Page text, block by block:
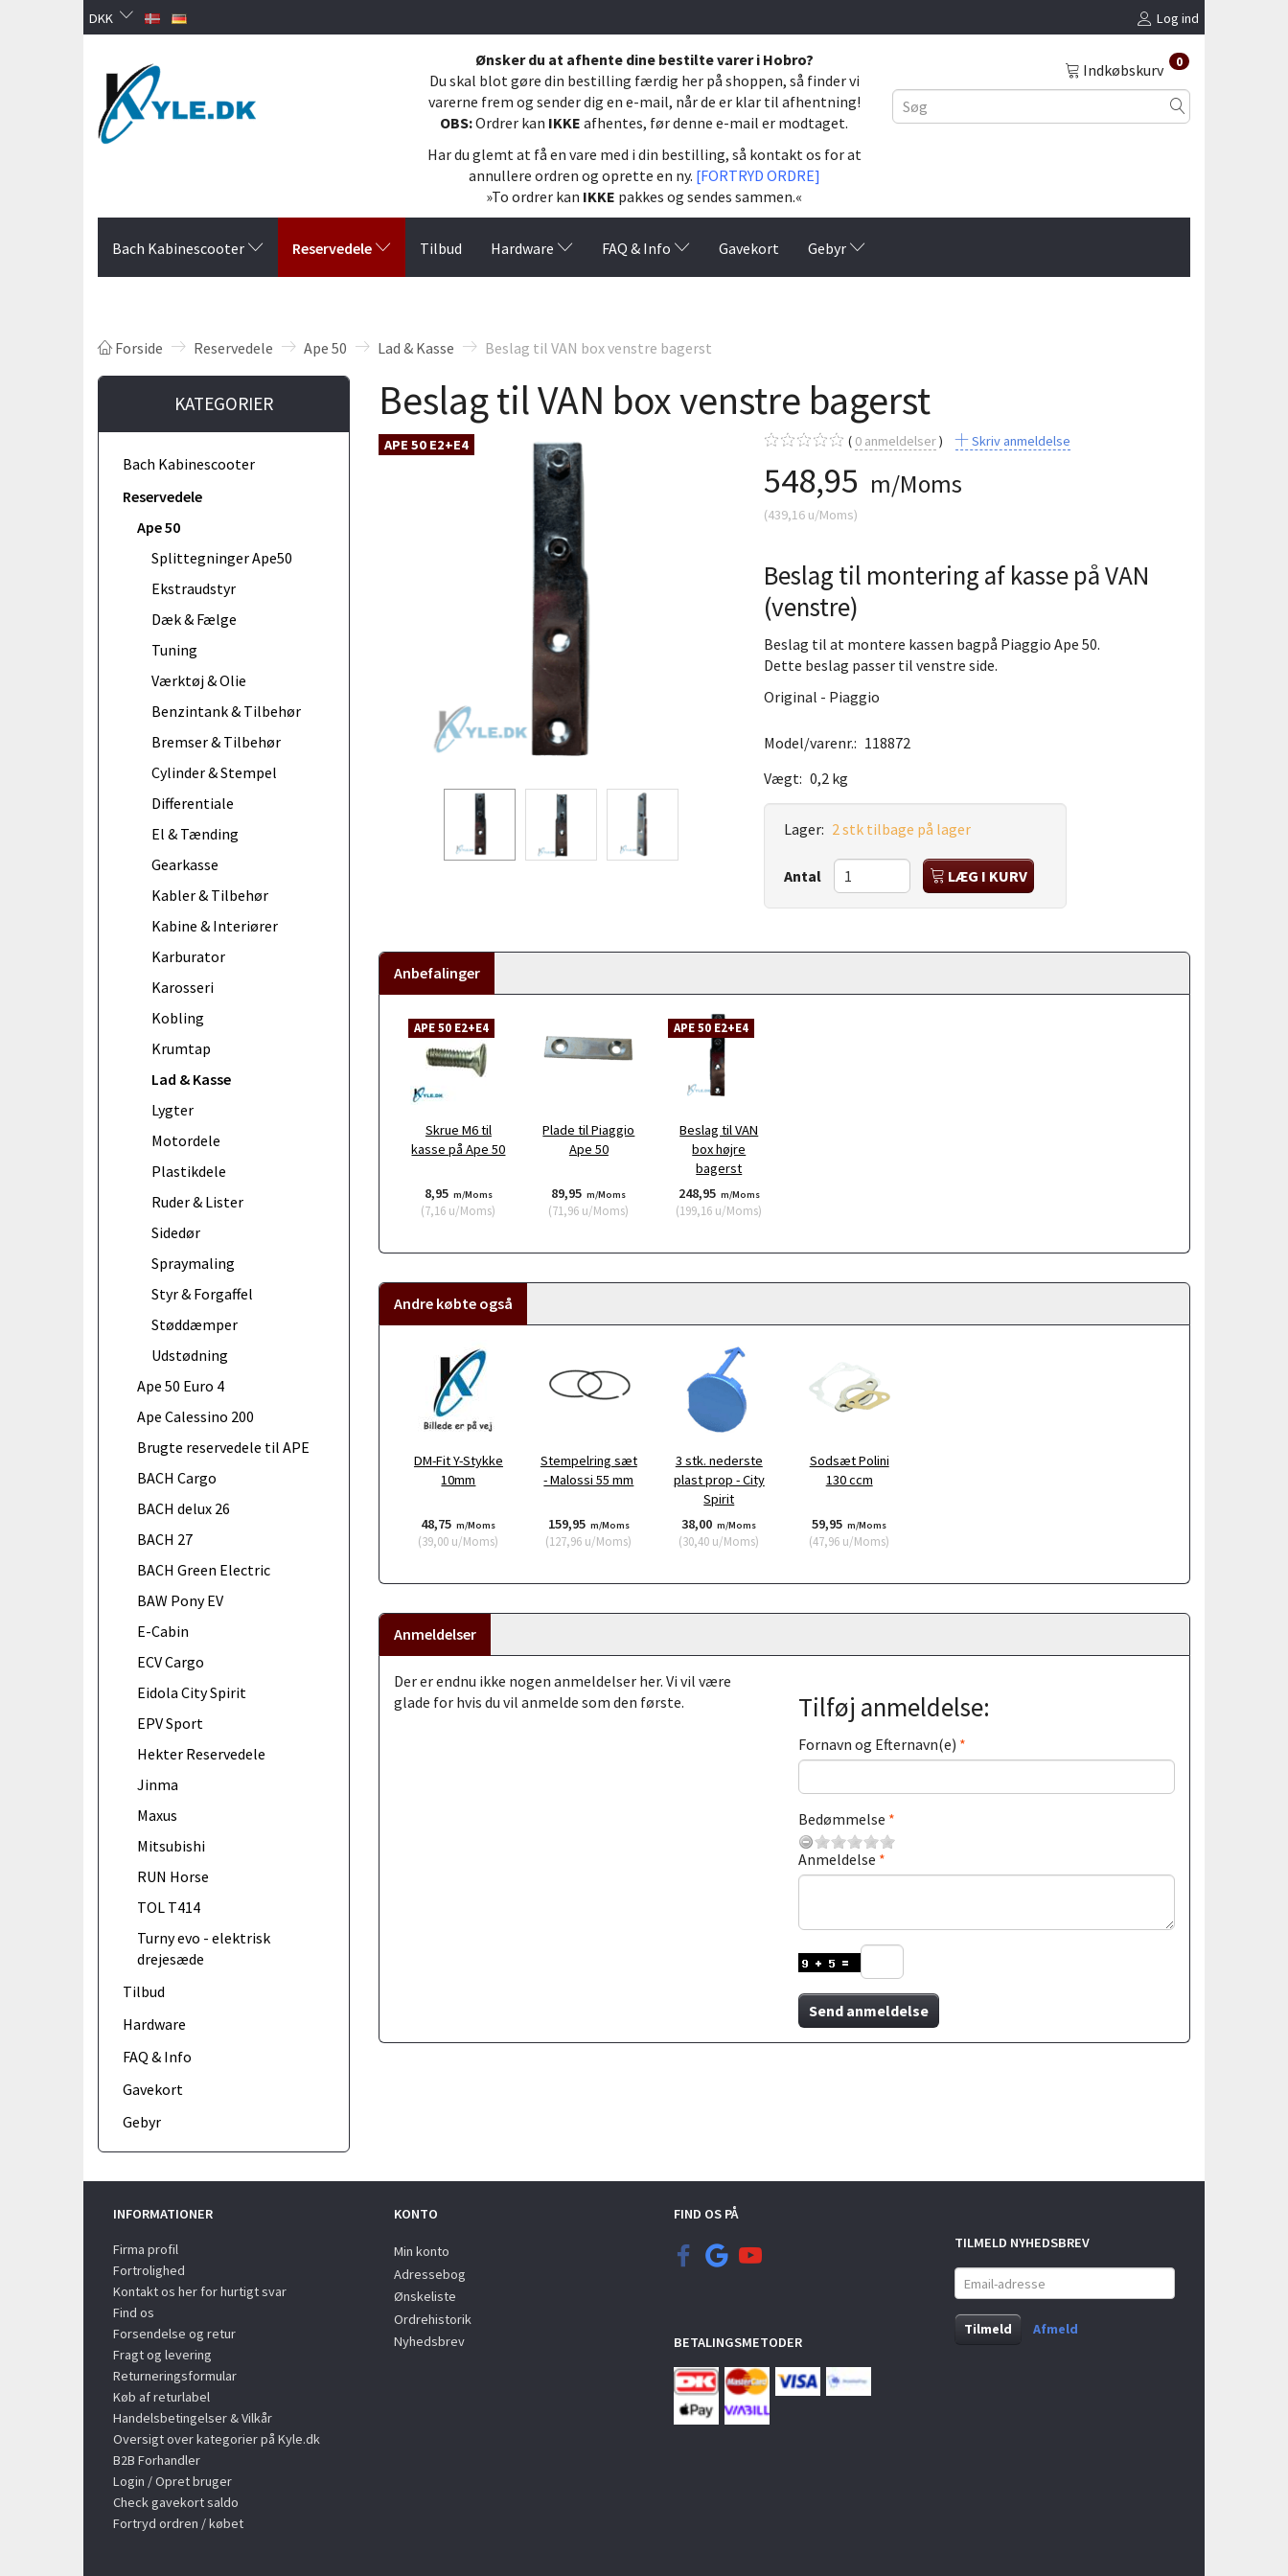
DKK Log ind
Ønsker du at afhente dine bestilte varer i Hobro?
Du skal blot gøre din bestilling færdig her på shoppen, så finder vi
varerne frem og sender dig en e-mail, når de er klar til afhentning!
OBS:Ordrer kan IKKE afhentes, før denne e-mail er modtaget.
Har du glemt at få en vare med i din bestilling, så kontakt os for at
annullere ordren og oprette en ny. [FORTRYD ORDRE]
»To ordrer kan IKKE pakkes og sendes sammen.«
Indkøbskurv 0
Bach Kabinescooter Reservedele Tilbud Hardware FAQ & Info Gavekort Gebyr
Forside Reservedele Ape 50 Lad & Kasse Beslag til VAN box venstre bagerst
KATEGORIER
Bach Kabinescooter
Reservedele
Ape 50
Splittegninger Ape50
Ekstraudstyr
Dæk & Fælge
Tuning
Værktøj & Olie
Benzintank & Tilbehør
Bremser & Tilbehør
Cylinder & Stempel
Differentiale
El & Tænding
Gearkasse
Kabler & Tilbehør
Kabine & Interiører
Karburator
Karosseri
Kobling
Krumtap
Lad & Kasse
Lygter
Motordele
Plastikdele
Ruder & Lister
Sidedør
Spraymaling
Styr & Forgaffel
Støddæmper
Udstødning
Ape 50 Euro 4
Ape Calessino 200
Brugte reservedele til APE
BACH Cargo
BACH delux 26
BACH 27
BACH Green Electric
BAW Pony EV
E-Cabin
ECV Cargo
Eidola City Spirit
EPV Sport
Hekter Reservedele
Jinma
Maxus
Mitsubishi
RUN Horse
TOL T414
Turny evo - elektrisk
drejesæde
Tilbud
Hardware
FAQ & Info
Gavekort
Gebyr
Beslag til VAN box venstre bagerst
APE 50 E2+E4 0anmeldelser Skriv anmeldelse
548,95 m/Moms
(439,16u/Moms)
Beslag til montering af kasse på VAN
(venstre)
Beslag til at montere kassen bagpå Piaggio Ape 50.
Dette beslag passer til venstre side.
Original - Piaggio
Model/varenr.: 118872
Vægt: 0,2 kg
Lager: 2 stk tilbage på lager
Antal LÆG I KURV
Anbefalinger
APE 50 E2+E4
Skrue M6 til
kasse på Ape 50
8,95 m/Moms
(7,16 u/Moms)
Plade til Piaggio
Ape 50
89,95 m/Moms
(71,96 u/Moms)
APE 50 E2+E4
Beslag til VAN
box højre
bagerst
248,95 m/Moms
(199,16 u/Moms)
Andre købte også
DM-Fit Y-Stykke
10mm
48,75 m/Moms
(39,00 u/Moms)
Stempelring sæt
- Malossi 55 mm
159,95 m/Moms
(127,96 u/Moms)
3 stk. nederste
plast prop - City
Spirit
38,00 m/Moms
(30,40 u/Moms)
Sodsæt Polini
130 ccm
59,95 m/Moms
(47,96 u/Moms)
Anmeldelser
Der er endnu ikke nogen anmeldelser her. Vi vil være
glade for hvis du vil anmelde som den første.
Tilføj anmeldelse:
Fornavn og Efternavn(e)
Bedømmelse
Anmeldelse
Send anmeldelse
INFORMATIONER
Firma profil
Fortrolighed
Kontakt os her for hurtigt svar
Find os
Forsendelse og retur
Fragt og levering
Returneringsformular
Køb af returlabel
Handelsbetingelser & Vilkår
Oversigt over kategorier på Kyle.dk
B2B Forhandler
Login / Opret bruger
Check gavekort saldo
Fortryd ordren / købet
KONTO
Min konto
Adressebog
Ønskeliste
Ordrehistorik
Nyhedsbrev
FIND OS PÅ
BETALINGSMETODER
TILMELD NYHEDSBREV
Email-
adresse
Tilmeld
Afmeld